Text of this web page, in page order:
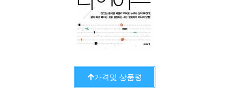
가격및 상품평